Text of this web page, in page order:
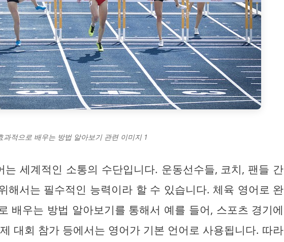
적으로 배우는 방법 알아보기 관련 이미지 1
는 세계적인 소통의 수단입니다. 운동선수들, 코치, 팬들 간
해서는 필수적인 능력이라 할 수 있습니다. 체육 영어로 완
배우는 방법 알아보기를 통해서 예를 들어, 스포츠 경기에
대회 참가 등에서는 영어가 기본 언어로 사용됩니다. 따라